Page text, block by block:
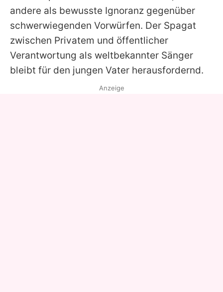
andere als bewusste Ignoranz gegenüber
schwerwiegenden Vorwürfen. Der Spagat
zwischen Privatem und öffentlicher
Verantwortung als weltbekannter Sänger
bleibt für den jungen Vater herausfordernd.
Anzeige